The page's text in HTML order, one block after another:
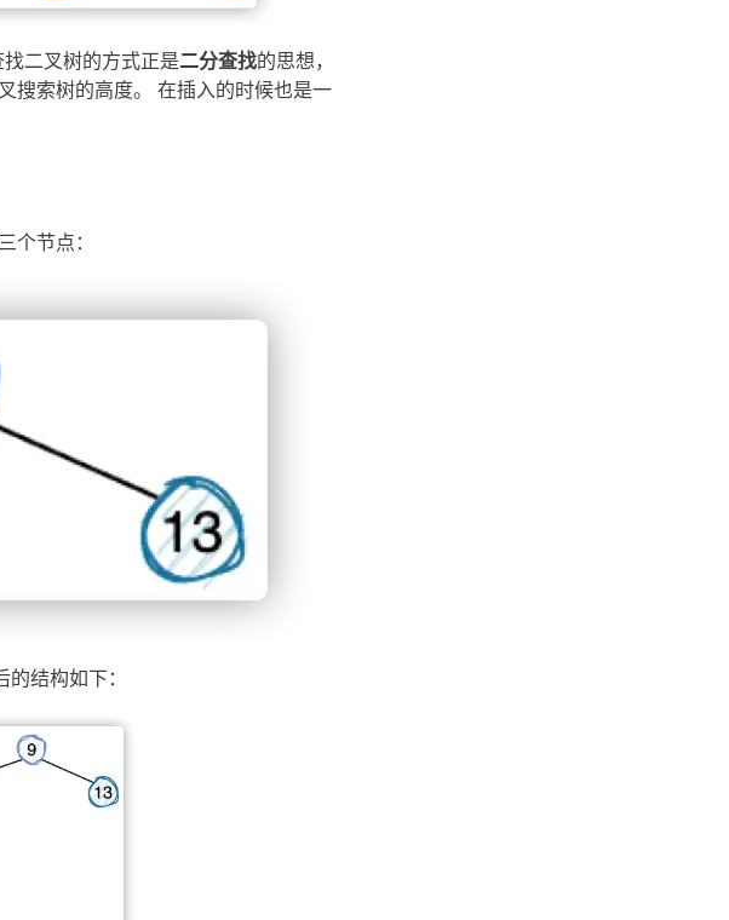
二叉树的方式正是二分查找的思想，
搜索树的高度。 在插入的时候也是一
个节点：
结构如下：